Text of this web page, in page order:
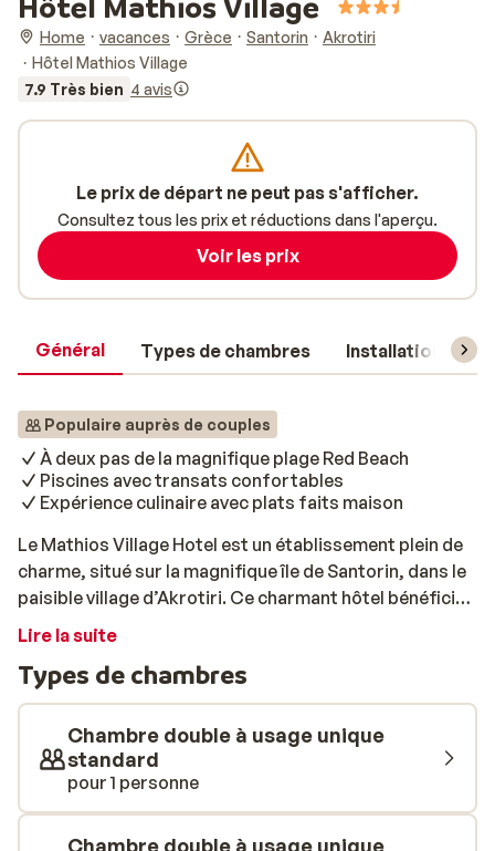
Home vacances Grèce Santorin
Akrotiri
Hôtel Mathios Village
7.9 Très bien 4 avis
Général Types de chambres Installations
Populaire auprès de couples
À deux pas de la magnifique plage Red Beach
Piscines avec transats confortables
Expérience culinaire avec plats faits maison
Le Mathios Village Hotel est un établissement plein de
charme, situé sur la magnifique île de Santorin, dans le
paisible village d’Akrotiri. Ce charmant hôtel bénéficie
d’un emplacement privilégié, à proximité de la célèbre
offrant une vue spectaculaire sur la mer Égée. Entouré
de jardins verdoyants, le Mathios Village propose une
expérience grecque authentique dans un cadre unique.
L’hôtel met tout en œuvre pour favoriser la détente,
avec deux piscines rafraîchissantes, des transats
confortables et des chambres décorées dans un style
traditionnel, tout en offrant le confort moderne.
Lire la suite
Types de chambres
Chambre double à usage unique
standard
pour 1 personne
Chambre double à usage unique
Le prix de départ ne peut pas s'afficher.
Consultez tous les prix et réductions dans l'aperçu.
Voir les prix